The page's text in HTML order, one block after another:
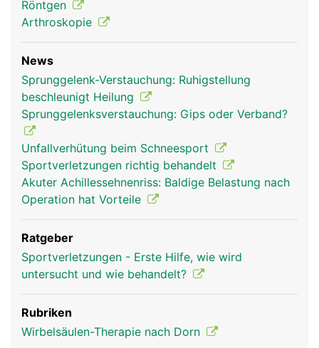
Sprunggelenk Frau
Röntgen
Arthroskopie
News
Sprunggelenk-Verstauchung: Ruhigstellung
beschleunigt Heilung
Sprunggelenksverstauchung: Gips oder Verband?
Unfallverhütung beim Schneesport
Sportverletzungen richtig behandelt
Akuter Achillessehnenriss: Baldige Belastung nach
Operation hat Vorteile
Ratgeber
Sportverletzungen - Erste Hilfe, wie wird
untersucht und wie behandelt?
Rubriken
Wirbelsäulen-Therapie nach Dorn